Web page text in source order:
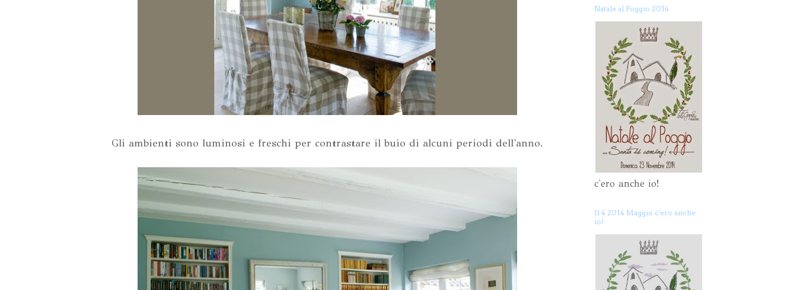
Gli ambienti sono luminosi e freschi per contrastare il buio di alcuni periodi dell'anno.
Natale al Poggio 2014
c'ero anche io!
Il 4 2014 Maggio c'ero anche
io!